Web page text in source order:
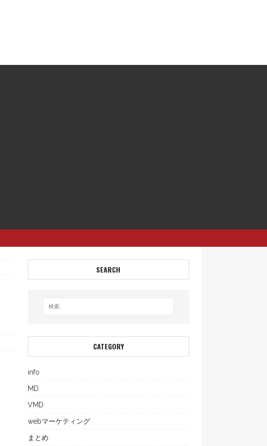
SEARCH
CATEGORY
info
MD
VMD
webマーケティング
まとめ